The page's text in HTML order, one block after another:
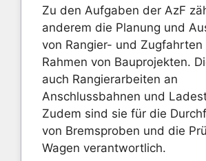
Zu den Aufgaben der AzF
anderem die Planung und
von Rangier- und Zugfahrten
Rahmen von Bauprojekten.
auch Rangierarbeiten an
Anschlussbahnen und
Zudem sind sie für die
von Bremsproben und die
Wagen verantwortlich.